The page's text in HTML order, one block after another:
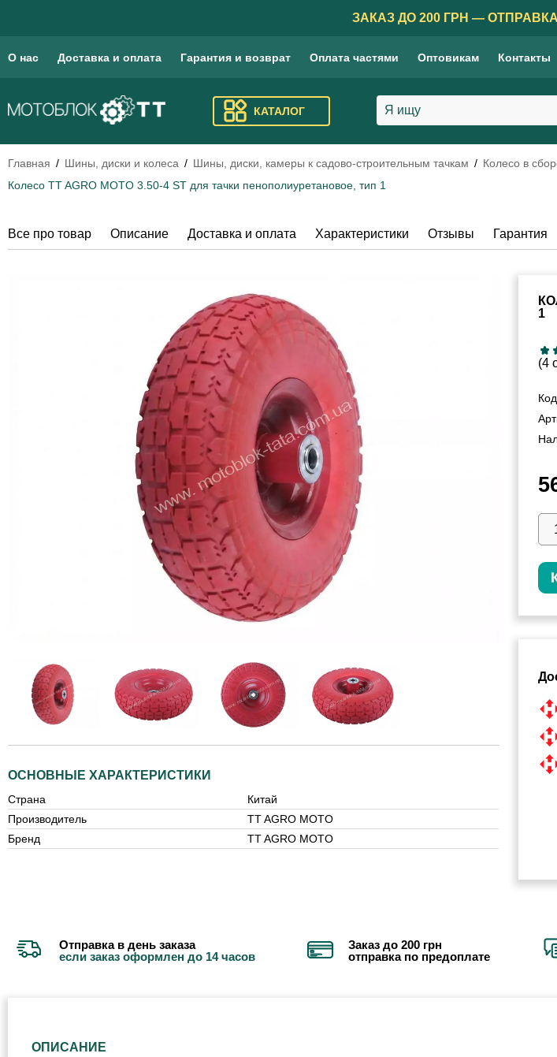
ЗАКАЗ ДО 200 ГРН —
О нас Доставка и оплата Гарантия и возврат Оплата частями Оптовикам Контакты
КАТАЛОГ
Главная Шины, диски и колеса Шины, диски, камеры к садово-строительным тачкам
Колесо в
Колесо TT AGRO MOTO 3.50-4 ST для тачки пенополиуретановое, тип 1
Все про товар Описание Доставка и оплата Характеристики Отзывы Гарантия
ОСНОВНЫЕ ХАРАКТЕРИСТИКИ
Страна
Китай
Производитель
TT AGRO MOTO
Бренд
TT AGRO MOTO
1
(4
Отправка в день заказа
если заказ оформлен до 14 часов
Заказ до 200 грн
отправка по предоплате
ОПИСАНИЕ